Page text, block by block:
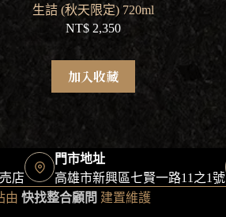
生詰 (秋天限定) 720ml
NT$2,350
加入收藏
店
門市地址
高雄市新興區七賢一路11之1號
由 快找整合顧問 建置維護